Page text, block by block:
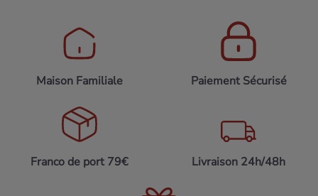
Maison Familiale Paiement Sécurisé
Franco de port 79€ Livraison 24h/48h